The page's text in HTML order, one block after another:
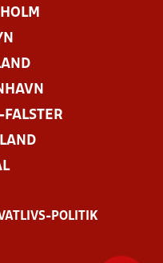
FALSTER
POLITIK